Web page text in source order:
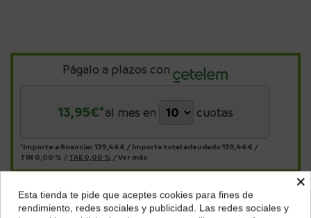
Págalo a plazos con
13,95€*al mes en cuotas
*Importe a financiar 139,46 € / Importe total adeudado139,46 € /
TIN 0,00 % / TAE 0,00 % /Ver más
Descripción¿Dónde deseas recibir tu pedido?
×
Esta tienda te pide que aceptes cookies para fines de
rendimiento, redes sociales y publicidad. Las redes sociales y